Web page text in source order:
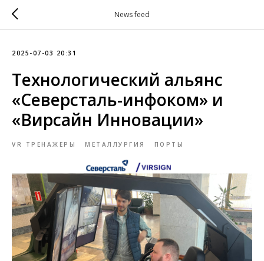
News feed
2025-07-03 20:31
Технологический альянс
«Северсталь-инфоком» и
«Вирсайн Инновации»
VR ТРЕНАЖЕРЫ МЕТАЛЛУРГИЯ ПОРТЫ